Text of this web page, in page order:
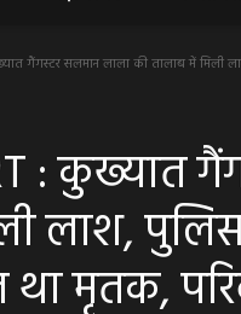
गैंगस्टर सलमान लाला की तालाब में मिली
: कुख्यात
लाश,
मृतक,